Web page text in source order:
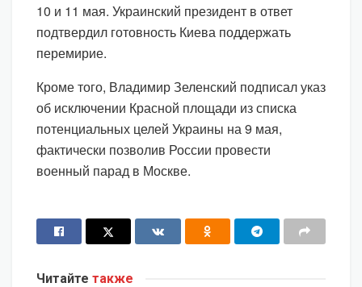
10 и 11 мая. Украинский президент в ответ
подтвердил готовность Киева поддержать
перемирие.
Кроме того, Владимир Зеленский подписал указ
об исключении Красной площади из списка
потенциальных целей Украины на 9 мая,
фактически позволив России провести
военный парад в Москве.
Читайте также